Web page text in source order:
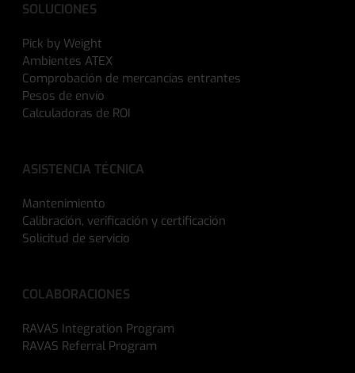
SOLUCIONES
Pick by Weight
Ambientes ATEX
Comprobación de mercancías entrantes
Pesos de envío
Calculadoras de ROI
ASISTENCIA TÉCNICA
Mantenimiento
Calibración, verificación y certificación
Solicitud de servicio
COLABORACIONES
RAVAS Integration Program
RAVAS Referral Program